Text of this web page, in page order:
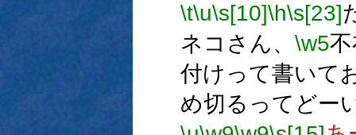
\t\u\s[10]\h\s[23]
ネコさん、 \w5
付けって書いて
め切るってどー